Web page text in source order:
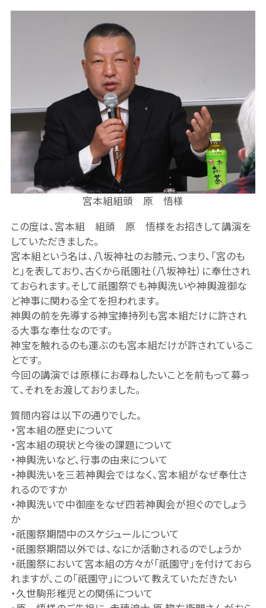
宮本組組頭 原 悟様
この度は、宮本組 組頭 原 悟様をお招きして講演を
していただきました。
宮本組という名は、八坂神社のお膝元、つまり、「宮のも
と」を表しており、古くから祇園社（八坂神社）に奉仕され
ておられます。そして祇園祭でも神輿洗いや神輿渡御な
ど神事に関わる全てを担われます。
神輿の前を先導する神宝捧持列も宮本組だけに許され
る大事な奉仕なのです。
神宝を触れるのも運ぶのも宮本組だけが許されているこ
とです。
今回の講演では原様にお尋ねしたいことを前もって募っ
て、それをお渡しておりました。
質問内容は以下の通りでした。
・宮本組の歴史について
・宮本組の現状と今後の課題について
・神輿洗いなど、行事の由来について
・神輿洗いを三若神輿会ではなく、宮本組がなぜ奉仕さ
れるのですか
・神輿洗いで中御座をなぜ四若神輿会が担ぐのでしょう
か
・祇園祭期間中のスケジュールについて
・祇園祭期間以外では、なにか活動されるのでしょうか
・祇園祭において宮本組の方々が「祇園守」を付けておら
れますが、この「祇園守」について教えていただきたい
・久世駒形稚児との関係について